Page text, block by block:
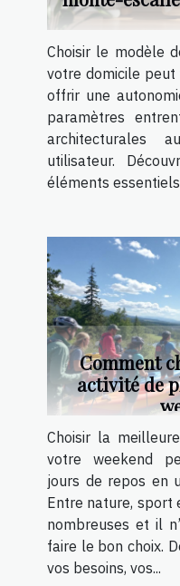
Choisir le modèle
votre domicile
offrir une
paramètres
architecturales
utilisateur.
éléments essentiels
Comment
activité de
Choisir la
votre weekend
jours de repos en
Entre nature, sport
nombreuses et il
faire le bon choix.
vos besoins, vos...